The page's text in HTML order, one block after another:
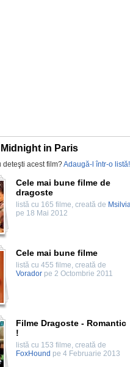
in Paris
deteşti acest film?Adaugă-l într-o listă!
Cele mai bune filme de
dragoste
listă cu 165 filme, creată de
pe 18 Mai 2012
Cele mai bune filme
listă cu 455 filme, creată de
Vorador pe 2 Octombrie 2011
Filme Dragoste - Romantic
!
listă cu 153 filme, creată de
FoxHound pe 4 Februarie 2013